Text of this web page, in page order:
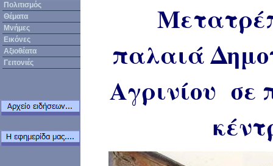
Πολιτισμός
Θέματα
Μνήμες
Εικόνες
Αξιοθέατα
Γειτονιές
παλαιά
Αγρινίου σε